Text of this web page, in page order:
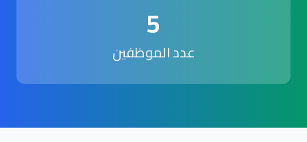
5
عدد الموظفين